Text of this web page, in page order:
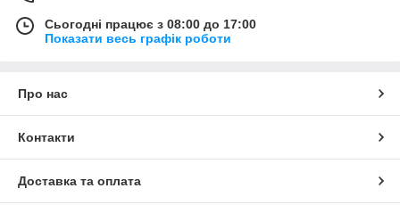
Сьогодні працює з 08:00 до 17:00
Показати весь графік роботи
Про нас
Контакти
Доставка та оплата